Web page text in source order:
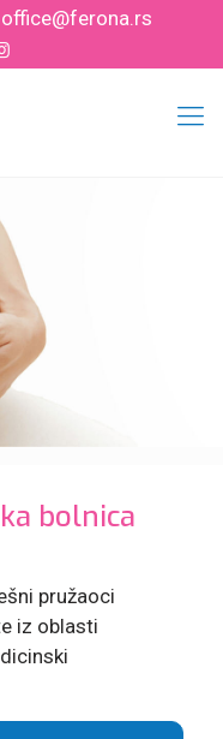
office@ferona.rs
bolnica
pružaoci
iz oblasti